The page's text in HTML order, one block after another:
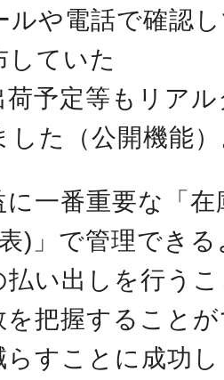
ルや電話で確認
していた
荷予定等もリア
した（公開機能
に一番重要な「
表)」で管理でき
払い出しを行う
を把握すること
らすことに成功